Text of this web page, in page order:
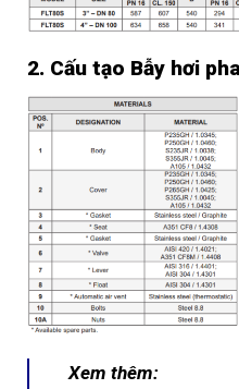
2. Cấu tạo Bẫy hơi
Xem thêm: